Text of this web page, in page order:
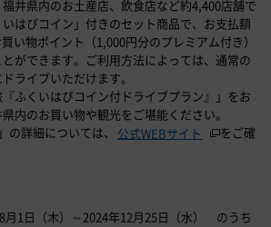
井県内のお土産店、飲食店など約4,400店舗で
はぴコイン」付きのセット商品で、お支払額
い物ポイント（1,000円分のプレミアム付き）
ができます。ご利用方法によっては、通常の
ライブいただけます。
ふくいはぴコイン付ドライブプラン』」をお
内のお買い物や観光をご堪能ください。
詳細については、
公式WEBサイト
をご確
1日（木）～2024年12月25日（水） のうち